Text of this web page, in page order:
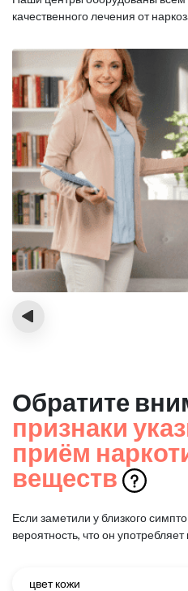
качественного лечения от
‹
Обратите
признаки
приём
веществ
Если заметили у близкого
вероятность, что он
цвет кожи